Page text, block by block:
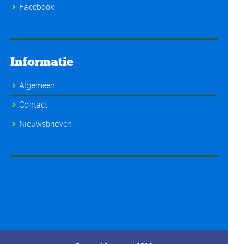
Facebook
Informatie
Algemeen
Contact
Nieuwsbrieven